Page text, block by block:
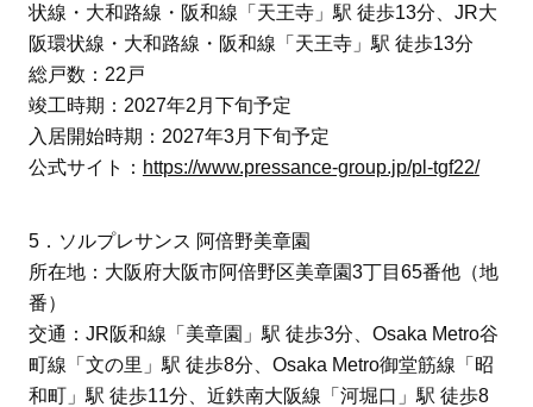
状線・大和路線・阪和線「天王寺」駅 徒歩13分、JR大
阪環状線・大和路線・阪和線「天王寺」駅 徒歩13分
総戸数：22戸
竣工時期：2027年2月下旬予定
入居開始時期：2027年3月下旬予定
公式サイト： https://www.pressance-group.jp/pl-tgf22/
5．ソルプレサンス 阿倍野美章園
所在地：大阪府大阪市阿倍野区美章園3丁目65番他（地
番）
交通：JR阪和線「美章園」駅 徒歩3分、Osaka Metro谷
町線「文の里」駅 徒歩8分、Osaka Metro御堂筋線「昭
和町」駅 徒歩11分、近鉄南大阪線「河堀口」駅 徒歩8